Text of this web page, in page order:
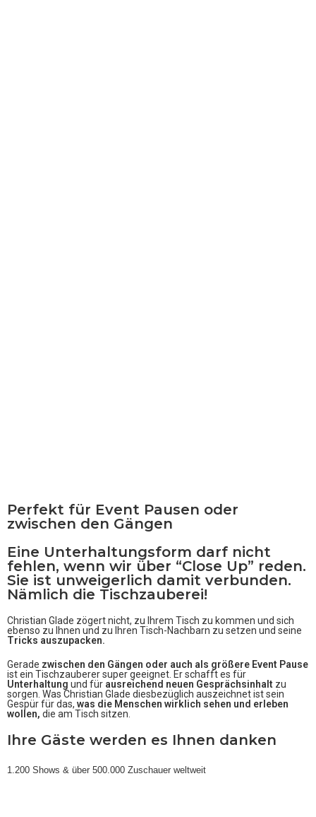
Perfekt für Event Pausen oder
zwischen den Gängen
Eine Unterhaltungsform darf nicht
fehlen, wenn wir über “Close Up” reden.
Sie ist unweigerlich damit verbunden.
Nämlich die Tischzauberei!
Christian Glade zögert nicht, zu Ihrem Tisch zu kommen und sich
ebenso zu Ihnen und zu Ihren Tisch-Nachbarn zu setzen und seine
Tricks auszupacken.
Gerade zwischen den Gängen oder auch als größere Event Pause
ist ein Tischzauberer super geeignet. Er schafft es für
Unterhaltung und für ausreichend neuen Gesprächsinhalt zu
sorgen. Was Christian Glade diesbezüglich auszeichnet ist sein
Gespür für das, was die Menschen wirklich sehen und erleben
wollen, die am Tisch sitzen.
Ihre Gäste werden es Ihnen danken
1.200 Shows & über 500.000 Zuschauer weltweit